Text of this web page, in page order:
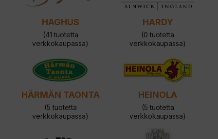
HAGHUS
(41 tuotetta
verkkokaupassa)
HARDY
(0 tuotetta
verkkokaupassa)
HÄRMÄN TAONTA
(5 tuotetta
verkkokaupassa)
HEINOLA
(5 tuotetta
verkkokaupassa)